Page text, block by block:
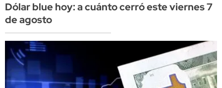
Dólar blue hoy: a cuánto cerró este viernes 7
de agosto